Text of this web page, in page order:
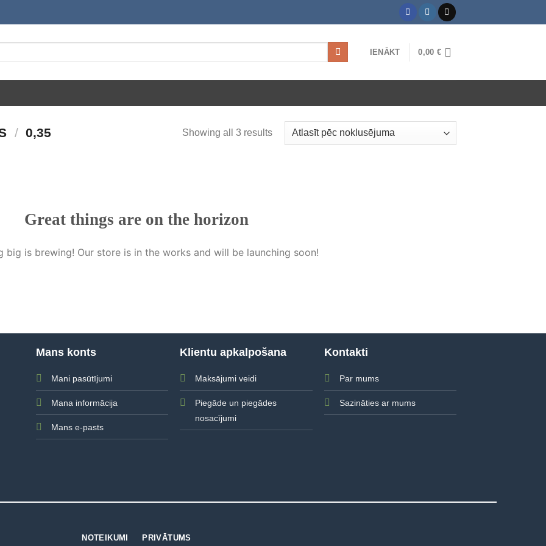
IENĀKT 0,00 €
/ 0,35 Showing all 3 results
Great things are on the horizon
big is brewing! Our store is in the works and will be launching soon!
Mans konts
Mani pasūtījumi
Mana informācija
Mans e-pasts
Klientu apkalpošana
Maksājumi veidi
Piegāde un piegādes
nosacījumi
Kontakti
Par mums
Sazināties ar mums
NOTEIKUMI PRIVĀTUMS